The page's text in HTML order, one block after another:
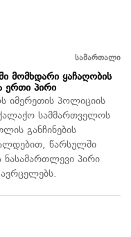
სამართალი
მომხდარი ყაჩაღობის
ერთი პირი
იმერეთის პოლიციის
სამმართველოს
განჩინების
წარსულში
ნასამართლევი პირი